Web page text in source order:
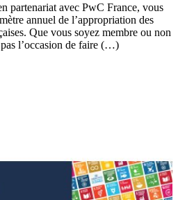
partenariat avec PwC France, vous
annuel de l’appropriation des
Que vous soyez membre ou non
l’occasion de faire (…)